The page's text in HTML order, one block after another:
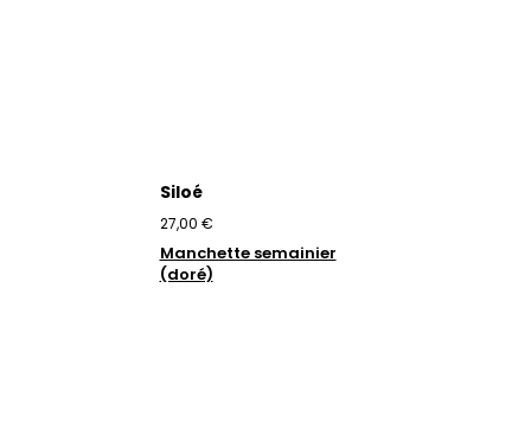
Siloé
27,00 €
Manchette semainier
(doré)